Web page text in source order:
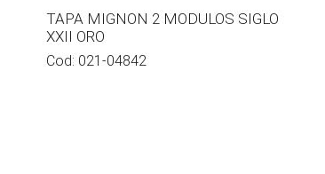
TAPA MIGNON 2 MODULOS SIGLO
XXII ORO
Cod: 021-04842